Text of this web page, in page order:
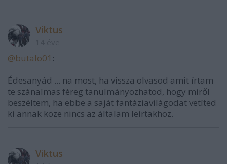
Viktus
@butalo01 :
Édesanyád ... na most, ha vissza olvasod amit írtam
te szánalmas féreg tanulmányozhatod, hogy miről
beszéltem, ha ebbe a saját fantáziavilágodat vetíted
ki annak köze nincs az általam leírtakhoz.
Viktus